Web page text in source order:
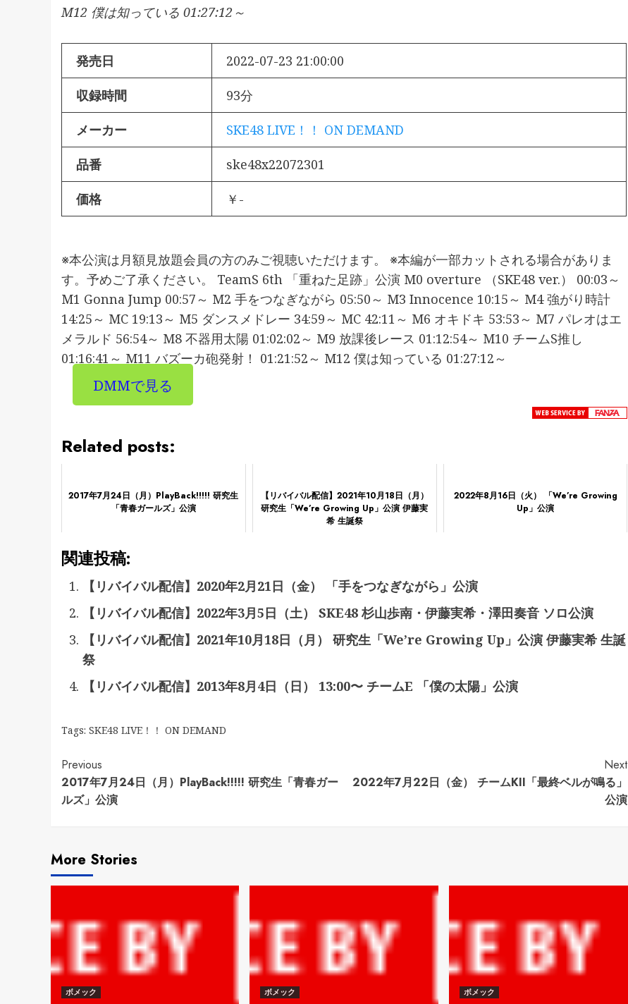
M12 僕は知っている 01:27:12～
発売日 2022-07-23 21:00:00
収録時間 93分
メーカー SKE48 LIVE！！ ON DEMAND
品番 ske48x22072301
価格 ￥-
※本公演は月額見放題会員の方のみご視聴いただけます。 ※本編が一部カットされる場合がありま
す。予めご了承ください。 TeamS 6th 「重ねた足跡」公演 M0 overture （SKE48 ver.） 00:03～
M1 Gonna Jump 00:57～ M2 手をつなぎながら 05:50～ M3 Innocence 10:15～ M4 強がり時計
14:25～ MC 19:13～ M5 ダンスメドレー 34:59～ MC 42:11～ M6 オキドキ 53:53～ M7 パレオはエ
メラルド 56:54～ M8 不器用太陽 01:02:02～ M9 放課後レース 01:12:54～ M10 チームS推し
01:16:41～ M11 バズーカ砲発射！ 01:21:52～ M12 僕は知っている 01:27:12～
DMMで見る
Related posts:
2017年7月24日（月）PlayBack!!!!! 研究生
「青春ガールズ」公演
【リバイバル配信】2021年10月18日（月）
研究生「We’re Growing Up」公演 伊藤実
希 生誕祭
2022年8月16日（火） 「We’re Growing
Up」公演
関連投稿:
【リバイバル配信】2020年2月21日（金） 「手をつなぎながら」公演
【リバイバル配信】2022年3月5日（土） SKE48 杉山歩南・伊藤実希・澤田奏音 ソロ公演
【リバイバル配信】2021年10月18日（月） 研究生「We’re Growing Up」公演 伊藤実希 生誕
祭
【リバイバル配信】2013年8月4日（日） 13:00〜 チームE 「僕の太陽」公演
Tags: SKE48 LIVE！！ ON DEMAND
Continue
Reading
Previous
2017年7月24日（月）PlayBack!!!!! 研究生「青春ガー
ルズ」公演
Next
2022年7月22日（金） チームKII「最終ベルが鳴る」
公演
More Stories
ボメック ボメック ボメック